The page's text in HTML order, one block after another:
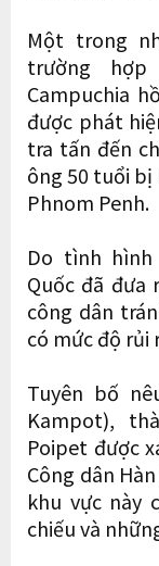
Một trong
trường
Campuchia
được phát
tra tấn đến
ông 50 tuổi
Phnom Penh.
Do tình hình
Quốc đã đưa
công dân
có mức độ
Tuyên bố
Kampot),
Poipet được
Công dân
khu vực này
chiếu và